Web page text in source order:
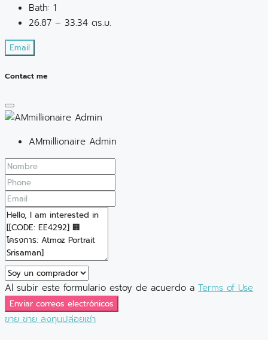
Bath: 1
26.87 – 33.34 ตร.ม.
Email
Contact me
AMmillionaire Admin
Al subir este formulario estoy de acuerdo a Terms of Use
Enviar correos electrónicos
ขาย ขาย ลงทุนปล่อยเช่า